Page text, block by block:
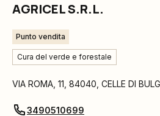
AGRICEL S.R.L.
Punto vendita
Cura del verde e forestale
VIA ROMA, 11 84040 CELLE DI
3490510699